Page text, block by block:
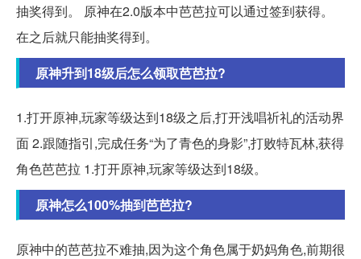
抽奖得到。 原神在2.0版本中芭芭拉可以通过签到获得。
在之后就只能抽奖得到。
原神升到18级后怎么领取芭芭拉?
1.打开原神,玩家等级达到18级之后,打开浅唱祈礼的活动界
面 2.跟随指引,完成任务“为了青色的身影”,打败特瓦林,获得
角色芭芭拉 1.打开原神,玩家等级达到18级。
原神怎么100%抽到芭芭拉?
原神中的芭芭拉不难抽,因为这个角色属于奶妈角色,前期很